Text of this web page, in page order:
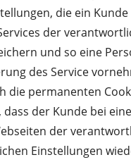
die ein
der
und so eine
des Service
die permanenten
der Kunde bei
der
Einstellungen